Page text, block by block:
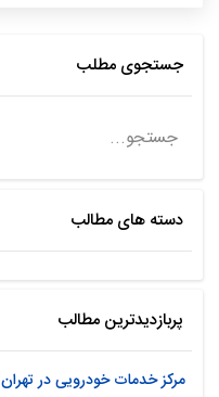
جستجوی مطلب
دسته های مطالب
پربازدیدترین مطالب
مرکز خدمات خودرویی در تهران